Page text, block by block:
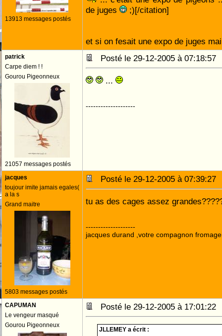
13913 messages postés
de juges
;)[/citation]
et si on fesait une expo de juges
patrick
Carpe diem ! !
Gourou Pigeonneux
21057 messages postés
Posté le 29-12-2005 à
...
--------------------
jacques
toujour imite jamais egales(
a la s
Grand maitre
5803 messages postés
Posté le 29-12-2005 à
tu as des cages assez
--------------------
jacques durand ,votre compagnon
CAPUMAN
Le vengeur masqué
Gourou Pigeonneux
Posté le 29-12-2005 à
JLLEMEY a écrit :